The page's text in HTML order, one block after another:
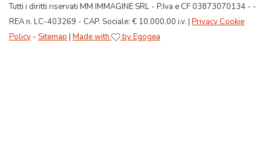
Tutti i diritti riservati MM IMMAGINE SRL - P.Iva e CF 03873070134 - -
REA n. LC-403269 - CAP. Sociale: € 10.000,00 i.v. | Privacy Cookie
Policy - Sitemap | Made with by Egogea